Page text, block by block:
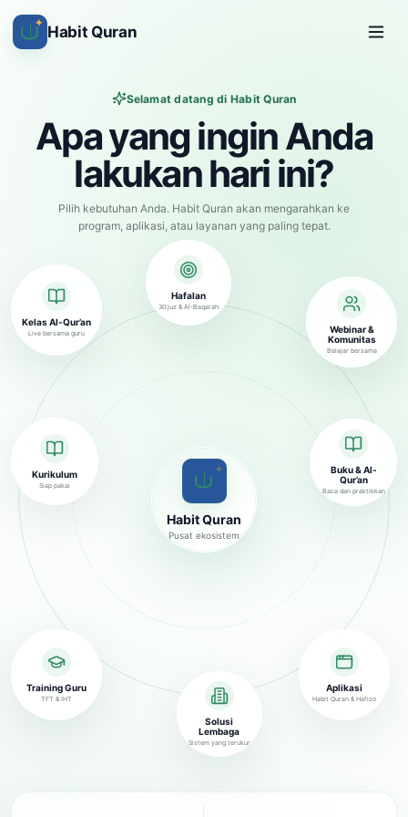
✦ Habit Quran
Selamat datang di Habit Quran
Apa yang ingin Anda
lakukan hari ini?
Pilih kebutuhan Anda. Habit Quran akan mengarahkan ke
program, aplikasi, atau layanan yang paling tepat.
✦
Habit Quran
Pusat ekosistem
Kelas Al-Qur’an
Live bersama guru
Hafalan
30 juz & Al-Baqarah
Buku & Al-
Qur’an
Baca dan praktikkan
Training Guru
TFT & IHT
Solusi
Lembaga
Sistem yang terukur
Kurikulum
Siap pakai
Aplikasi
Habit Quran & Hafizo
Webinar &
Komunitas
Belajar bersama